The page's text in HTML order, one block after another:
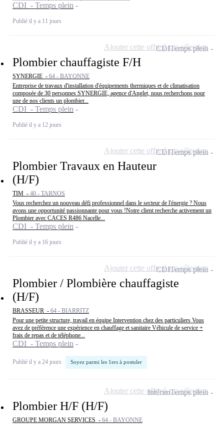
CDI - Temps plein
Publié il y a 11 jours
Plombier chauffagiste F/H
SYNERGIE - 64 - BAYONNE
Entreprise de travaux d'installation d'équipements thermiques et de climatisation
composée de 30 personnes SYNERGIE, agence d'Anglet, nous recherchons pour
une de nos clients un plombier...
CDI - Temps plein
Publié il y a 12 jours
CDITemps plein
Ajouter cette offre à ma sélection
Plombier Travaux en Hauteur
(H/F)
TIM - 40 - TARNOS
Vous recherchez un nouveau défi professionnel dans le secteur de l'énergie ? Nous
avons une opportunité passionnante pour vous !Notre client recherche activement un
Plombier avec CACES R486 Nacelle...
CDI - Temps plein
Publié il y a 16 jours
CDITemps plein
Ajouter cette offre à ma sélection
Plombier / Plombière chauffagiste
(H/F)
BRASSEUR - 64 - BIARRITZ
Pour une petite structure, travail en équipe Intervention chez des particuliers Vous
avez de préférence une expérience en chauffage et sanitaire Véhicule de service +
frais de repas et de téléphone...
CDI - Temps plein
Publié il y a 24 jours Soyez parmi les 1ers à postuler
CDITemps plein
Ajouter cette offre à ma sélection
Plombier H/F (H/F)
GROUPE MORGAN SERVICES - 64 - BAYONNE
IntérimTemps plein
Ajouter cette offre à ma sélection